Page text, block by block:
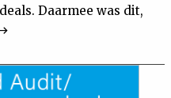
Daarmee was dit,